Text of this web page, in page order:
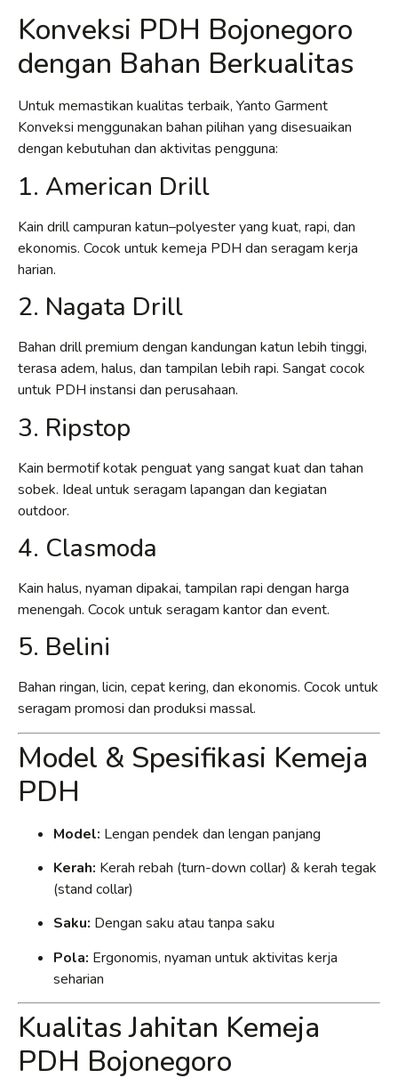
Konveksi PDH Bojonegoro
dengan Bahan Berkualitas
Untuk memastikan kualitas terbaik, Yanto Garment
Konveksi menggunakan bahan pilihan yang disesuaikan
dengan kebutuhan dan aktivitas pengguna:
1. American Drill
Kain drill campuran katun–polyester yang kuat, rapi, dan
ekonomis. Cocok untuk kemeja PDH dan seragam kerja
harian.
2. Nagata Drill
Bahan drill premium dengan kandungan katun lebih tinggi,
terasa adem, halus, dan tampilan lebih rapi. Sangat cocok
untuk PDH instansi dan perusahaan.
3. Ripstop
Kain bermotif kotak penguat yang sangat kuat dan tahan
sobek. Ideal untuk seragam lapangan dan kegiatan
outdoor.
4. Clasmoda
Kain halus, nyaman dipakai, tampilan rapi dengan harga
menengah. Cocok untuk seragam kantor dan event.
5. Belini
Bahan ringan, licin, cepat kering, dan ekonomis. Cocok untuk
seragam promosi dan produksi massal.
Model & Spesifikasi Kemeja
PDH
Model: Lengan pendek dan lengan panjang
Kerah: Kerah rebah (turn-down collar) & kerah tegak
(stand collar)
Saku: Dengan saku atau tanpa saku
Pola: Ergonomis, nyaman untuk aktivitas kerja
seharian
Kualitas Jahitan Kemeja
PDH Bojonegoro